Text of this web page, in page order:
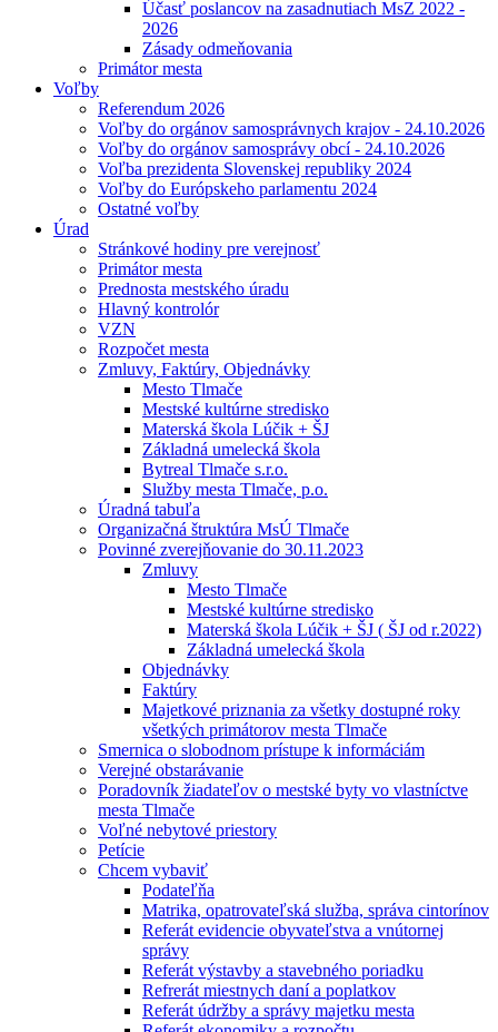
Účasť poslancov na zasadnutiach MsZ 2022 -
2026
Zásady odmeňovania
Primátor mesta
Voľby
Referendum 2026
Voľby do orgánov samosprávnych krajov - 24.10.2026
Voľby do orgánov samosprávy obcí - 24.10.2026
Voľba prezidenta Slovenskej republiky 2024
Voľby do Európskeho parlamentu 2024
Ostatné voľby
Úrad
Stránkové hodiny pre verejnosť
Primátor mesta
Prednosta mestského úradu
Hlavný kontrolór
VZN
Rozpočet mesta
Zmluvy, Faktúry, Objednávky
Mesto Tlmače
Mestské kultúrne stredisko
Materská škola Lúčik + ŠJ
Základná umelecká škola
Bytreal Tlmače s.r.o.
Služby mesta Tlmače, p.o.
Úradná tabuľa
Organizačná štruktúra MsÚ Tlmače
Povinné zverejňovanie do 30.11.2023
Zmluvy
Mesto Tlmače
Mestské kultúrne stredisko
Materská škola Lúčik + ŠJ ( ŠJ od r.2022)
Základná umelecká škola
Objednávky
Faktúry
Majetkové priznania za všetky dostupné roky
všetkých primátorov mesta Tlmače
Smernica o slobodnom prístupe k informáciám
Verejné obstarávanie
Poradovník žiadateľov o mestské byty vo vlastníctve
mesta Tlmače
Voľné nebytové priestory
Petície
Chcem vybaviť
Podateľňa
Matrika, opatrovateľská služba, správa cintorínov
Referát evidencie obyvateľstva a vnútornej
správy
Referát výstavby a stavebného poriadku
Refrerát miestnych daní a poplatkov
Referát údržby a správy majetku mesta